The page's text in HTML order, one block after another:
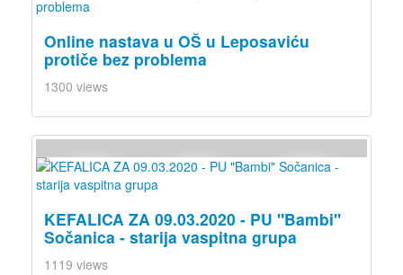
Online nastava u OŠ u Leposaviću
protiče bez problema
1300 views
KEFALICA ZA 09.03.2020 - PU "Bambi"
Sočanica - starija vaspitna grupa
1119 views